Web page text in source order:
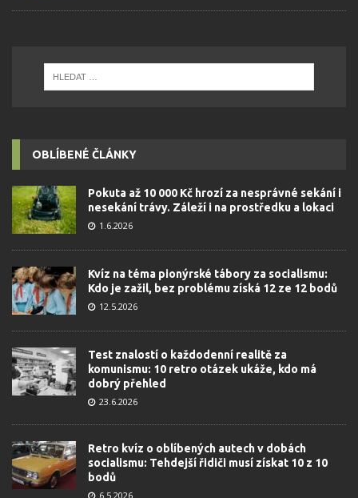
OBLÍBENÉ ČLÁNKY
Pokuta až 10 000 Kč hrozí za nesprávné sekání i
nesekání trávy. Záleží i na prostředku a lokaci
1.6.2026
Kvíz na téma pionýrské tábory za socialismu:
Kdo je zažil, bez problému získá 12 ze 12 bodů
12.5.2026
Test znalostí o každodenní realitě za
komunismu: 10 retro otázek ukáže, kdo má
dobrý přehled
23.6.2026
Retro kvíz o oblíbených autech v dobách
socialismu: Tehdejší řidiči musí získat 10 z 10
bodů
6.5.2026